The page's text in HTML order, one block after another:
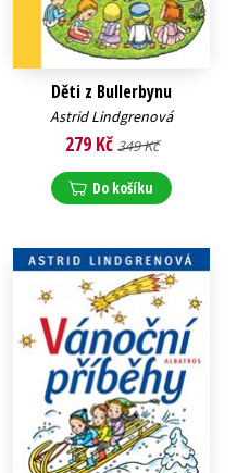
Děti z Bullerbynu
Astrid Lindgrenová
279 Kč 349 Kč
Do košíku